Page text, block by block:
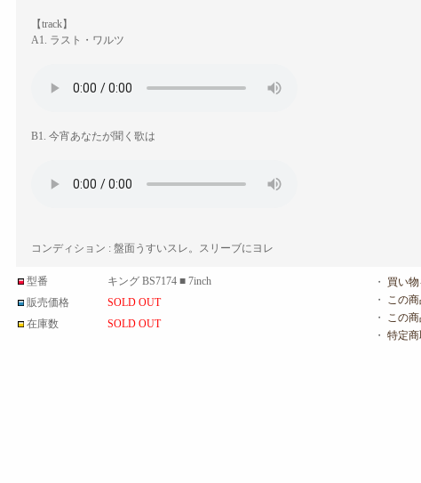
【track】
A1. ラスト・ワルツ
B1. 今宵あなたが聞く歌は
コンディション : 盤面うすいスレ。スリーブにヨレ
型番
キング BS7174 ■ 7inch
販売価格
SOLD OUT
在庫数
SOLD OUT
・ 買い
・ この
・ この
・ 特定